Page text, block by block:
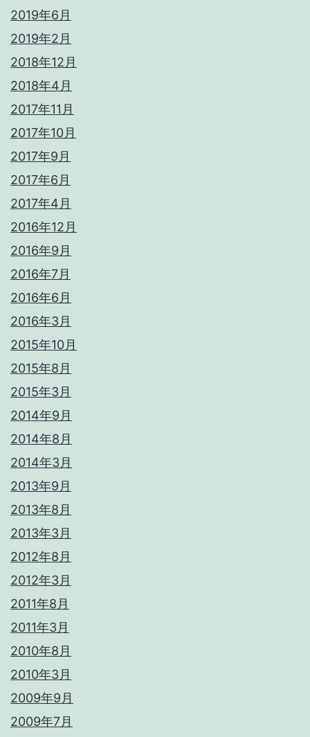
2019年6月
2019年2月
2018年12月
2018年4月
2017年11月
2017年10月
2017年9月
2017年6月
2017年4月
2016年12月
2016年9月
2016年7月
2016年6月
2016年3月
2015年10月
2015年8月
2015年3月
2014年9月
2014年8月
2014年3月
2013年9月
2013年8月
2013年3月
2012年8月
2012年3月
2011年8月
2011年3月
2010年8月
2010年3月
2009年9月
2009年7月